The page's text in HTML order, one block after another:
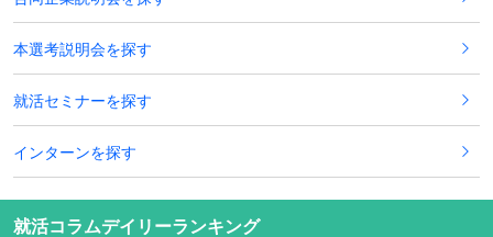
本選考説明会を探す
就活セミナーを探す
インターンを探す
就活コラムデイリーランキング